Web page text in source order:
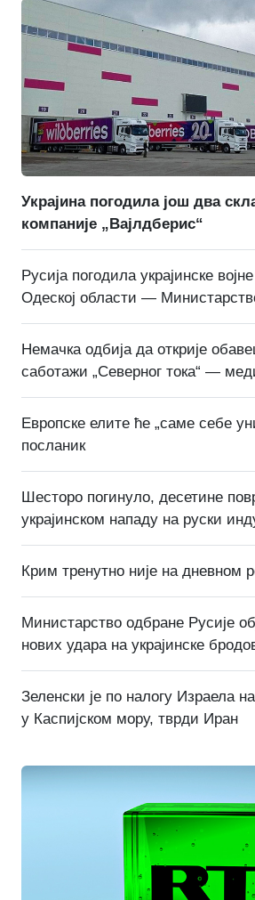
Украјина погодила још два
компаније „Вајлдберис“
Русија погодила украјинске
Одеској области —
Немачка одбија да открије
саботажи „Северног тока“ —
Европске елите ће „саме себе
посланик
Шесторо погинуло, десетине
украјинском нападу на руски
Крим тренутно није на дневном
Министарство одбране Русије
нових удара на украјинске
Зеленски је по налогу Израела
у Каспијском мору, тврди Иран